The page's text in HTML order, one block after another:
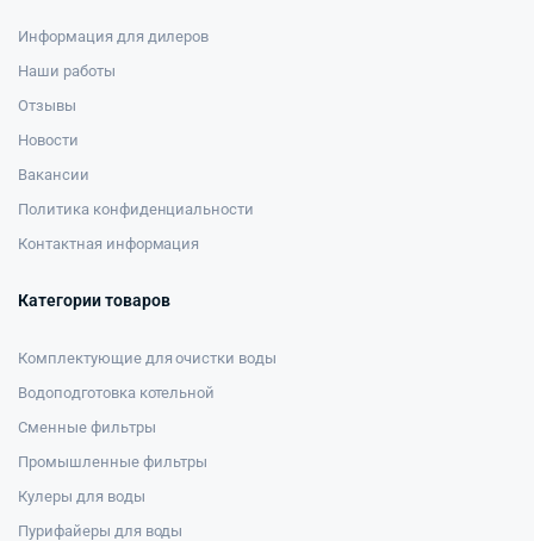
Информация для дилеров
Наши работы
Отзывы
Новости
Вакансии
Политика конфиденциальности
Контактная информация
Категории товаров
Комплектующие для очистки воды
Водоподготовка котельной
Сменные фильтры
Промышленные фильтры
Кулеры для воды
Пурифайеры для воды